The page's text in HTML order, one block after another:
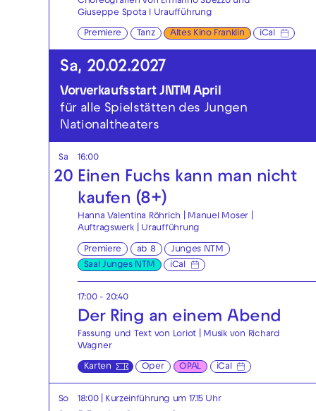
Giuseppe Spota I Uraufführung
Premiere Tanz Altes Kino Franklin iCal
Sa, 20.02.2027
Vorverkaufsstart JNTM April
für alle Spielstätten des Jungen
Nationaltheaters
Sa
20
16:00
Einen Fuchs kann man nicht
kaufen (8+)
Hanna Valentina Röhrich | Manuel Moser |
Auftragswerk | Uraufführung
Premiere ab 8
Junges NTM
Saal Junges NTM
iCal
17:00 - 20:40
Der Ring an einem Abend
Fassung und Text von Loriot | Musik von Richard
Wagner
Karten Oper OPAL iCal
So 18:00 | Kurzeinführung um 17.15 Uhr